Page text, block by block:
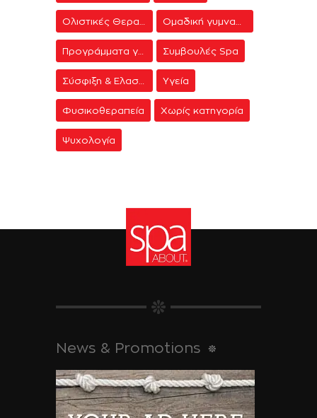
Συμβουλές Spa
Υγεία
Φυσικοθεραπεία Χωρίς κατηγορία
Ψυχολογία
News & Promotions